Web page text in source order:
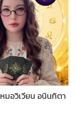
มอวิเวียน อนินทิตา